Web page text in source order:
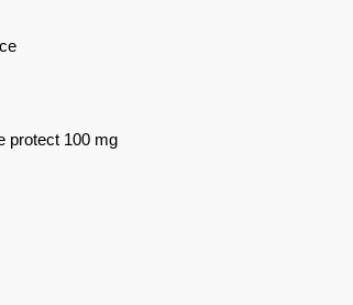
protect 100 mg